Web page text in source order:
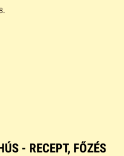
- RECEPT, FŐZÉS